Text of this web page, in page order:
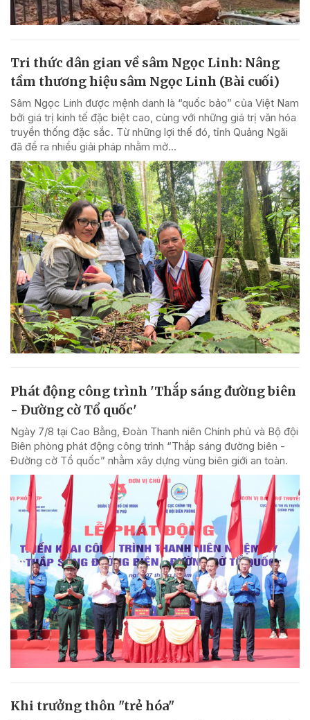
Tri thức dân gian về sâm Ngọc Linh: Nâng
tầm thương hiệu sâm Ngọc Linh (Bài cuối)
Sâm Ngọc Linh được mệnh danh là “quốc bảo” của Việt Nam
bởi giá trị kinh tế đặc biệt cao, cùng với những giá trị văn hóa
truyền thống đặc sắc. Từ những lợi thế đó, tỉnh Quảng Ngãi
đã đề ra nhiều giải pháp nhằm mở...
Phát động công trình 'Thắp sáng đường biên
- Đường cờ Tổ quốc'
Ngày 7/8 tại Cao Bằng, Đoàn Thanh niên Chính phủ và Bộ đội
Biên phòng phát động công trình “Thắp sáng đường biên -
Đường cờ Tổ quốc” nhằm xây dựng vùng biên giới an toàn.
Khi trưởng thôn "trẻ hóa"